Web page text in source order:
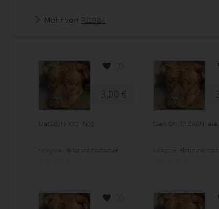
Mehr von PJ1984
3,00 €
MatS8/N-XX1-N01
Abitur und Hochschule
EleA 6N, ELEA6N,
Abitur und